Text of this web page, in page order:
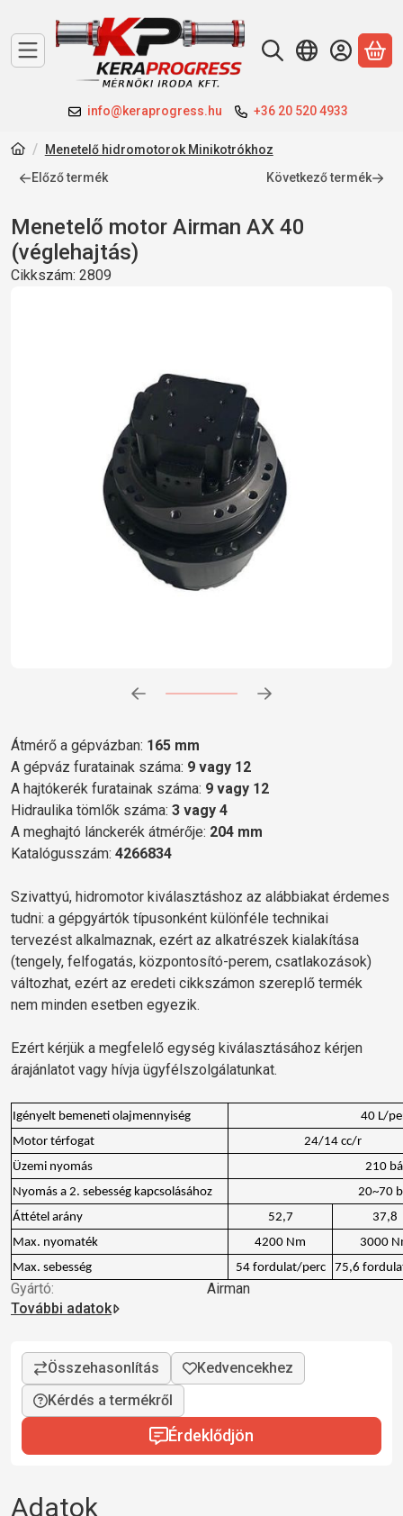
info@keraprogress.hu +36 20 520 4933
A
Menetelő hidromotorok Minikotrókhoz
Előző termék
Következő termék
Menetelő motor Airman AX 40
(véglehajtás)
Cikkszám: 2809
Átmérő a gépvázban: 165 mm
A gépváz furatainak száma: 9 vagy 12
A hajtókerék furatainak száma: 9 vagy 12
Hidraulika tömlők száma: 3 vagy 4
A meghajtó lánckerék átmérője: 204 mm
Katalógusszám: 4266834
Szivattyú, hidromotor kiválasztáshoz az alábbiakat érdemes
tudni: a gépgyártók típusonként különféle technikai
tervezést alkalmaznak, ezért az alkatrészek kialakítása
(tengely, felfogatás, központosító-perem, csatlakozások)
változhat, ezért az eredeti cikkszámon szereplő termék
nem minden esetben egyezik.
Ezért kérjük a megfelelő egység kiválasztásához kérjen
árajánlatot vagy hívja ügyfélszolgálatunkat.
Igényelt bemeneti olajmennyiség
40 L/
Motor térfogat
24/14 cc/r
Üzemi nyomás
210
Nyomás a 2. sebesség kapcsolásához
20~70
Áttétel arány
52,7
37,8
Max. nyomaték
4200 Nm
3000
Max. sebesség
54 fordulat/perc 75,6
Gyártó:
Airman
További adatok
Kérdés a termékről
Érdeklődjön
Adatok